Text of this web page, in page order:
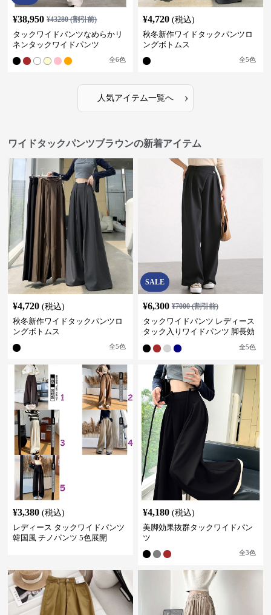
¥38,950 ¥43280(割引前)
タックワイドパンツなめらかリ
ネンタックワイドパンツ
全6色
¥4,720 (税込)
秋冬新作ワイドタックパンツロ
ングボトムス
全5色
人気アイテム一覧へ ›
ワイドタックパンツブラウンの新着アイテム
¥4,720 (税込)
秋冬新作ワイドタックパンツロ
ングボトムス
全5色
SALE
¥6,300 ¥7000(割引前)
タックワイドパンツ レディース
タック入りワイドパンツ 脚長効
全5色
¥3,380 (税込)
レディース タックワイドパンツ
韓国風 チノパンツ 5色展開
¥4,180 (税込)
美脚効果抜群タックワイドパン
ツ
全3色